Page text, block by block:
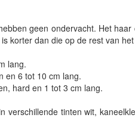
geen ondervacht. Het
korter dan die op de rest van
lang.
en 6 tot 10 cm lang.
hard en 1 tot 3 cm lang.
verschillende tinten wit,